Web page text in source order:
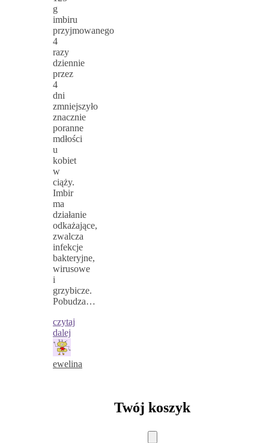
g
imbiru
przyjmowanego
4
razy
dziennie
przez
4
dni
zmniejszyło
znacznie
poranne
mdłości
u
kobiet
w
ciąży.
Imbir
ma
działanie
odkażające,
zwalcza
infekcje
bakteryjne,
wirusowe
i
grzybicze.
Pobudza…
czytaj
dalej
ewelina
Twój koszyk